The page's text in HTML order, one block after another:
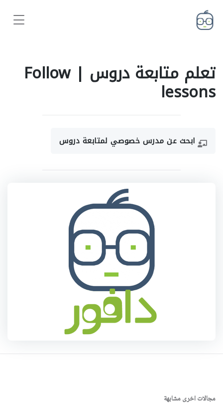
تعلم متابعة دروس | Follow
lessons
ابحث عن مدرس خصوصي لمتابعة دروس
مجالات اخرى مشابهة